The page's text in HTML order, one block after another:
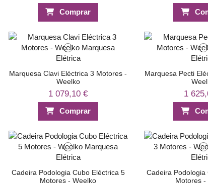
Comprar
Marquesa Clavi Eléctrica 3 Motores -
Weelko
1 079,10 €
Comprar
Marquesa Pecti
1
Cadeira Podologia Cubo Eléctrica 5
Motores - Weelko
Cadeira Podologia
Motores -